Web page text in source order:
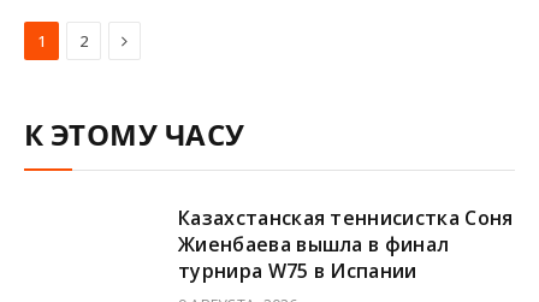
1 2 Next
К ЭТОМУ ЧАСУ
Казахстанская теннисистка Соня
Жиенбаева вышла в финал
турнира W75 в Испании